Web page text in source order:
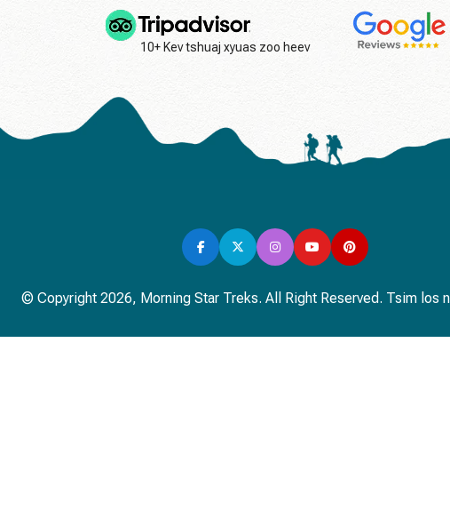
10+ Kev tshuaj xyuas zoo heev
© Copyright 2026, Morning Star Treks. All Right Reserved. Tsim los